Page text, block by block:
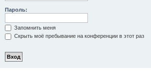
Пароль:
Запомнить меня
Скрыть моё пребывание на конференции в этот раз